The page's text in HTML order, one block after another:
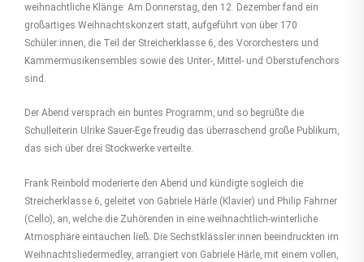
weihnachtliche Klänge: Am Donnerstag, den 12. Dezember fand ein
großartiges Weihnachtskonzert statt, aufgeführt von über 170
Schüler:innen, die Teil der Streicherklasse 6, des Vororchesters und
Kammermusikensembles sowie des Unter-, Mittel- und Oberstufenchors
sind.
Der Abend versprach ein buntes Programm, und so begrüßte die
Schulleiterin Ulrike Sauer-Ege freudig das überraschend große Publikum,
das sich über drei Stockwerke verteilte.
Frank Reinbold moderierte den Abend und kündigte sogleich die
Streicherklasse 6, geleitet von Gabriele Härle (Klavier) und Philip Fahrner
(Cello), an, welche die Zuhörenden in eine weihnachtlich-winterliche
Atmosphäre eintauchen ließ. Die Sechstklässler:innen beeindruckten im
Weihnachtsliedermedley, arrangiert von Gabriele Härle, mit einem vollen,